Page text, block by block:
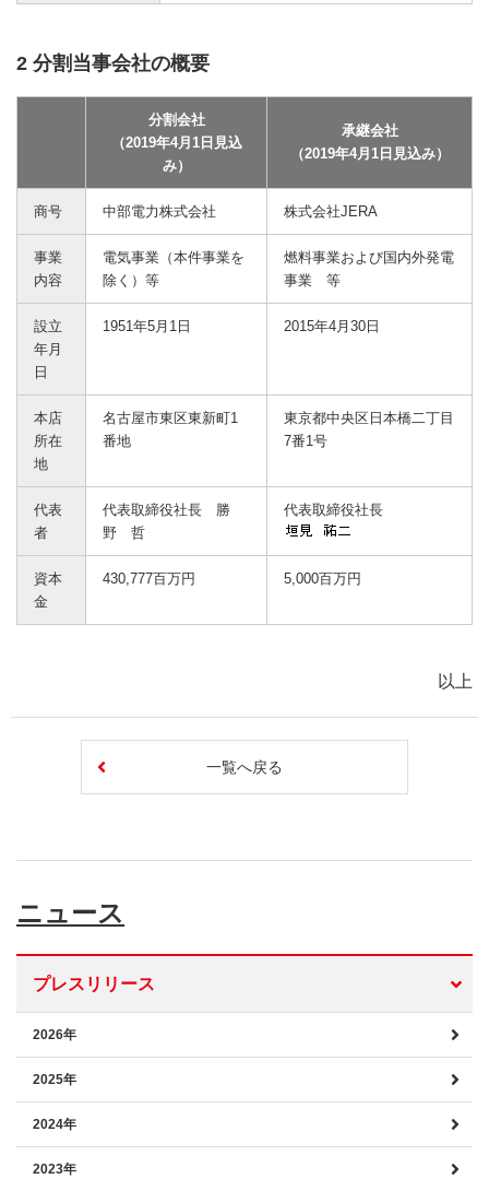
2 分割当事会社の概要
分割会社
（2019年4月1日見込
み）
承継会社
（2019年4月1日見込み）
商号 中部電力株式会社 株式会社JERA
事業
内容
電気事業（本件事業を
除く）等
燃料事業および国内外発電
事業 等
設立
年月
日
1951年5月1日 2015年4月30日
本店
所在
地
名古屋市東区東新町1
番地
東京都中央区日本橋二丁目
7番1号
代表
者
代表取締役社長 勝
野 哲
代表取締役社長
資本
金
430,777百万円 5,000百万円
以上
一覧へ戻る
ニュース
プレスリリース
2026年
2025年
2024年
2023年